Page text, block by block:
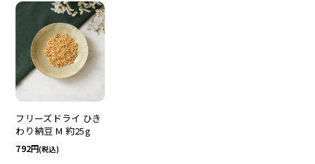
フリーズドライ ひき
わり納豆 M 約25g
792 (税込)